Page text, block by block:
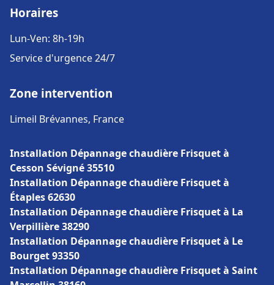
Horaires
Lun-Ven: 8h-19h
Service d'urgence 24/7
Zone intervention
Limeil Brévannes, France
Installation Dépannage chaudière Frisquet à
Cesson Sévigné 35510
Installation Dépannage chaudière Frisquet à
Étaples 62630
Installation Dépannage chaudière Frisquet à La
Verpillière 38290
Installation Dépannage chaudière Frisquet à Le
Bourget 93350
Installation Dépannage chaudière Frisquet à Saint